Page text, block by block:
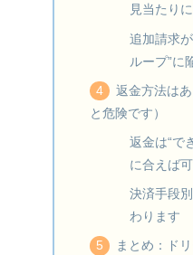
見当たり
追加請求
ループ”に
返金方法は
と危険です）
返金は“で
に合えば
決済手段
わります
まとめ：ド